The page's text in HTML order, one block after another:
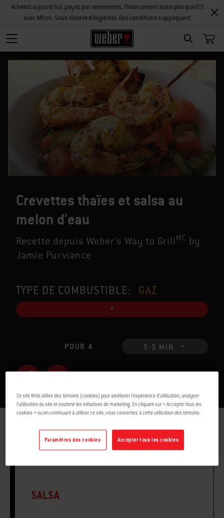
SEARCH
Achetez aujourd'hui, payez par versements. Financement aussi peu que 0 %
avec Affirm. Sous réserve d’éligibilité. Des conditions s’appliquent.
Crevettes thaïes et salsa au
melon d'eau
Recette depuis Weber's Way to Grill MC by
Jamie Purviance
TYPE DE COMBUSTIBLE: GAZ
POUR 4 3-5 MIN
SALSA
Ce site Web utilise des témoins (cookies) pour améliorer l’expérience d’utilisation, analyser
l’utilisation du site et soutenir les initiatives de marketing. En cliquant sur « Accepter tous les
cookies » ou en continuant à utiliser ce site, vous consentez à cette utilisation des témoins.
Accepter tous les cookies
Paramètres des cookies